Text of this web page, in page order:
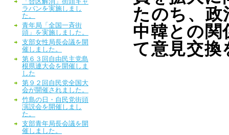
たのち、政
中韓との関
て意見交換
「合区解消」街頭キャ
ラバンを実施しまし
た。
青年局「全国一斉街
頭」を実施しました。
支部女性局長会議を開
催しました。
第６３回自由民主党島
根県連大会を開催しま
した
第９２回自民党全国大
会が開催されました。
竹島の日・自民党街頭
演説会を開催しまし
た。
支部青年局長会議を開
催しました。